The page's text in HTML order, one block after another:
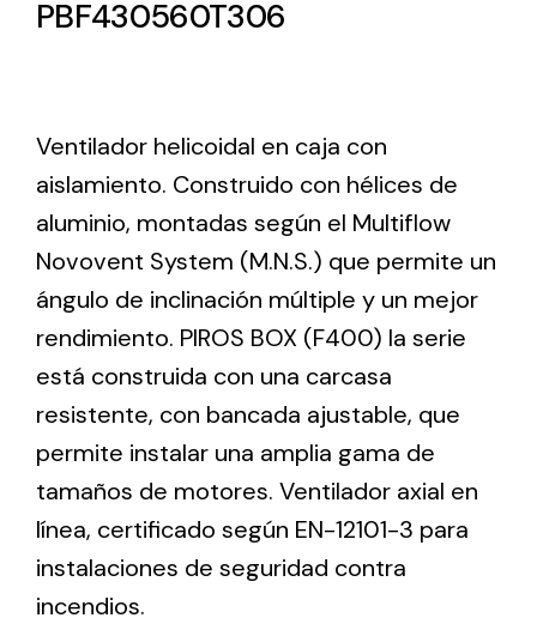
Amplia gama de ventiladores y equipos de
Ventilation
The incorporation of Novovent into the group
meant a greater offer of ventilation products for
different uses
Iluminación Solar
Variedad de soluciones solares para todo tipo
de necesidades.
PBF430560T306
Ventilador helicoidal en caja con
aislamiento. Construido con hélices de
aluminio, montadas según el Multiflow
Novovent System (M.N.S.) que permite un
ángulo de inclinación múltiple y un mejor
rendimiento. PIROS BOX (F400) la serie
está construida con una carcasa
resistente, con bancada ajustable, que
permite instalar una amplia gama de
tamaños de motores. Ventilador axial en
línea, certificado según EN-12101-3 para
instalaciones de seguridad contra
incendios.